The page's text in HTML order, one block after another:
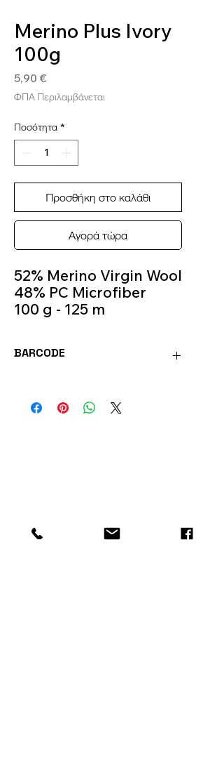
Merino Plus Ivory
100g
5,90 €
ΦΠΑ Περιλαμβάνεται
Ποσότητα *
Προσθήκη στο καλάθι
Αγορά τώρα
52% Merino Virgin Wool
48% PC Microfiber
100 g - 125 m
Colour 0426
BARCODE